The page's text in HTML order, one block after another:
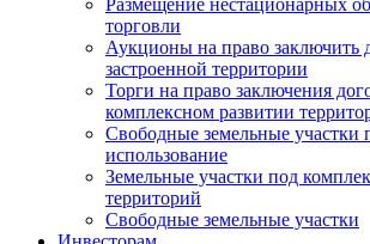
Размещение нестационарных
торговли
Аукционы на право заключить
застроенной территории
Торги на право заключения
комплексном развитии
Свободные земельные участки
использование
Земельные участки под
территорий
Свободные земельные участки